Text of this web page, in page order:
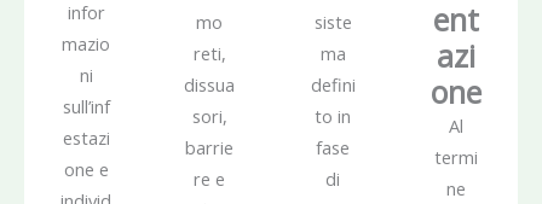
infor
mazio
ni
sull’inf
estazi
one e
mo
reti,
dissua
sori,
barrie
re e
siste
ma
defini
to in
fase
di
ent
azi
one
Al
termi
ne